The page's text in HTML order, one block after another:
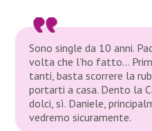
Sono single da 10 anni.
volta che l’ho fatto…
tanti, basta scorrere la
portarti a casa. Dento la
dolci, sì. Daniele,
vedremo sicuramente.